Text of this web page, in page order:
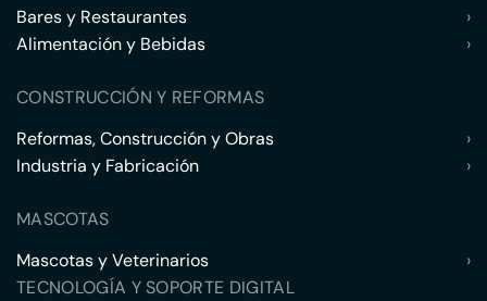
Bares y Restaurantes
›
Alimentación y Bebidas
›
CONSTRUCCIÓN Y REFORMAS
Reformas, Construcción y Obras
›
Industria y Fabricación
›
MASCOTAS
Mascotas y Veterinarios
›
TECNOLOGÍA Y SOPORTE DIGITAL